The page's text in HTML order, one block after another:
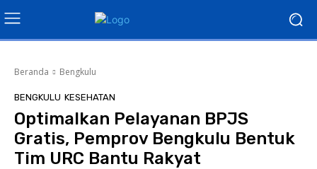
Beranda Bengkulu
BENGKULU KESEHATAN
Optimalkan Pelayanan BPJS
Gratis, Pemprov Bengkulu Bentuk
Tim URC Bantu Rakyat